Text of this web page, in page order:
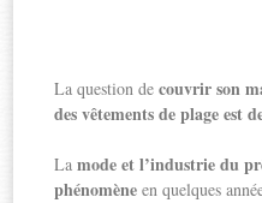
La question decouvrir son
des vêtements de plage est
Lamode et l’industrie du
phénomène en quelques